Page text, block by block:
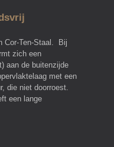
Cor-Ten-Staal. Bij
zich een
aan de buitenzijde
met een
die niet doorroest.
een lange